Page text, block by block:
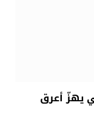
يهزّ أعرق